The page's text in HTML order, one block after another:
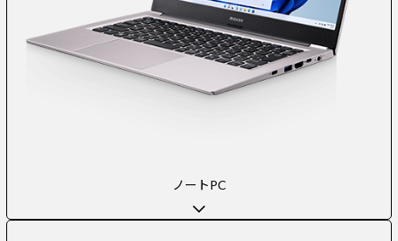
ノートPC